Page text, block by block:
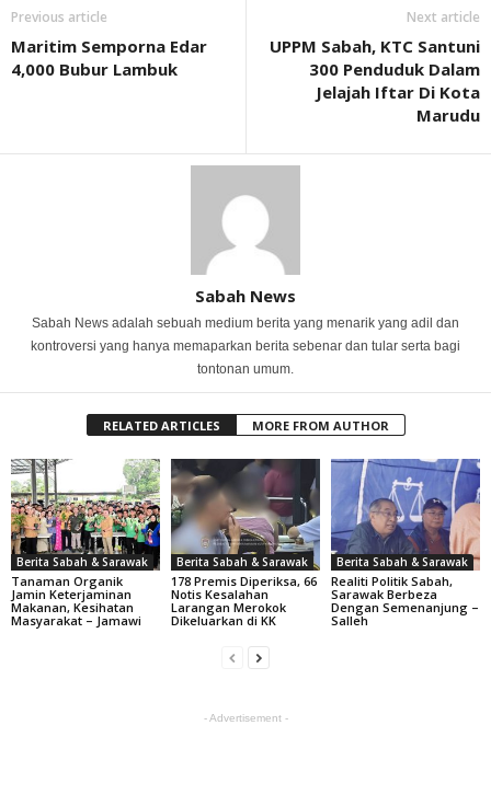
Previous article
Maritim Semporna Edar
4,000 Bubur Lambuk
Next article
UPPM Sabah, KTC Santuni
300 Penduduk Dalam
Jelajah Iftar Di Kota
Marudu
Sabah News
Sabah News adalah sebuah medium berita yang menarik yang adil dan
kontroversi yang hanya memaparkan berita sebenar dan tular serta bagi
tontonan umum.
RELATED ARTICLES MORE FROM AUTHOR
Berita Sabah & Sarawak
Tanaman Organik
Jamin Keterjaminan
Makanan, Kesihatan
Masyarakat – Jamawi
Berita Sabah & Sarawak
178 Premis Diperiksa, 66
Notis Kesalahan
Larangan Merokok
Dikeluarkan di KK
Berita Sabah & Sarawak
Realiti Politik Sabah,
Sarawak Berbeza
Dengan Semenanjung –
Salleh
- Advertisement -